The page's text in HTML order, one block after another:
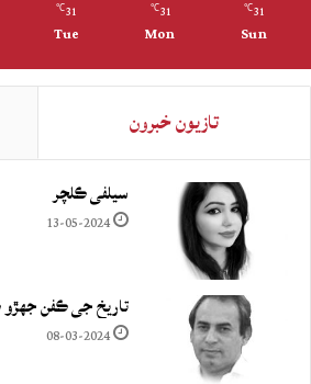
31
℃
Sun
31
℃
Mon
31
℃
Tue
تازيون خبرون
سيلفي ڪلچر
13-05-2024
تاريخ جي ڪفن
08-03-2024